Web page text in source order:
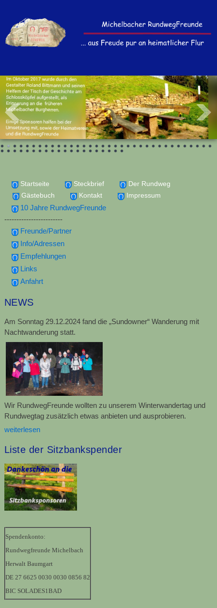
Startseite Steckbrief
Der Rundweg
Gästebuch
Kontakt Impressum
10 Jahre RundwegFreunde
------------------------
Freunde/Partner
Info/Adressen
Empfehlungen
Links
Anfahrt
NEWS
Am Sonntag 29.12.2024 fand die „Sundowner“ Wanderung mit
Nachtwanderung statt.
Wir RundwegFreunde wollten zu unserem Winterwandertag und
Rundwegtag zusätzlich etwas anbieten und ausprobieren.
weiterlesen
Liste der Sitzbankspender
Spendenkonto:
Rundwegfreunde Michelbach
Herwalt Baumgart
DE 27 6625 0030 0030 0856 82
BIC SOLADES1BAD